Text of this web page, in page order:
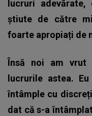
lucruri
știute de către
foarte apropiați de
Însă noi am vrut
lucrurile astea.
întâmple cu
dat că s-a